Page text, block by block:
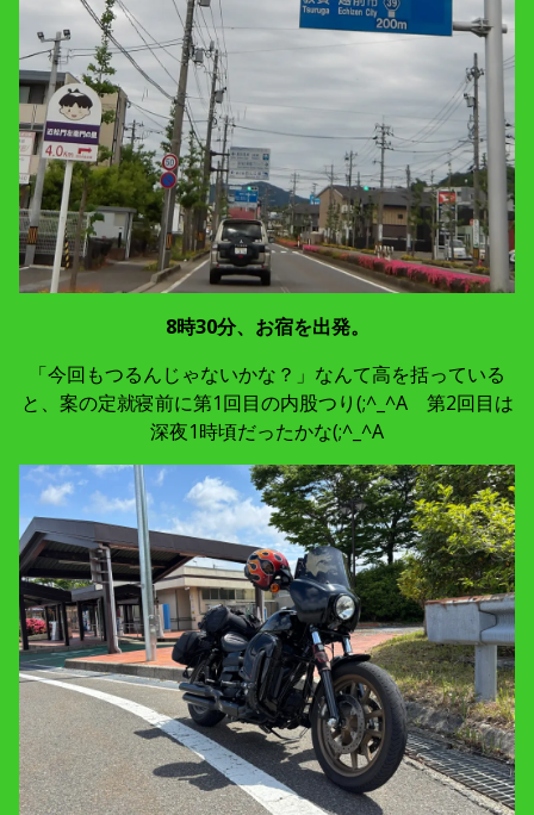
8時30分、お宿を出発。
「今回もつるんじゃないかな？」なんて高を括っている
と、案の定就寝前に第1回目の内股つり(;^_^A 第2回目は
深夜1時頃だったかな(;^_^A